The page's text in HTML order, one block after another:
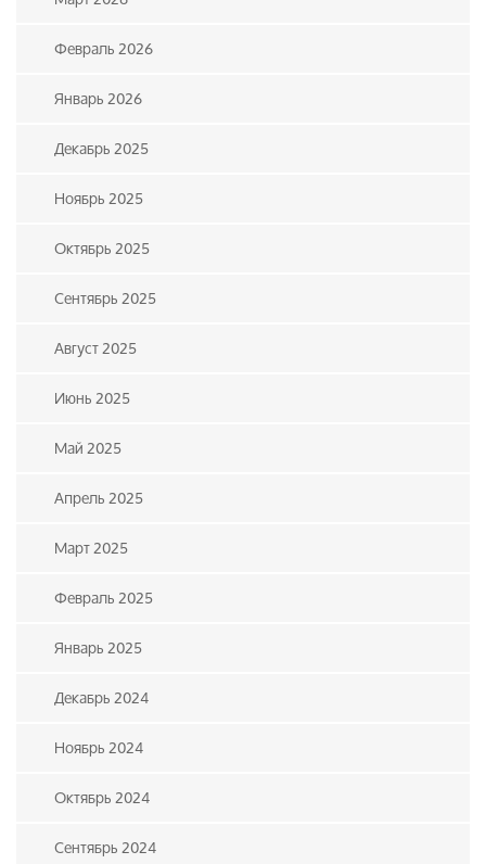
Февраль 2026
Январь 2026
Декабрь 2025
Ноябрь 2025
Октябрь 2025
Сентябрь 2025
Август 2025
Июнь 2025
Май 2025
Апрель 2025
Март 2025
Февраль 2025
Январь 2025
Декабрь 2024
Ноябрь 2024
Октябрь 2024
Сентябрь 2024